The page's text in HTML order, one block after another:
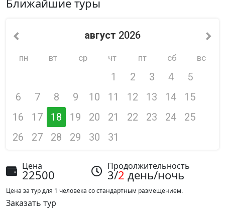
Ближайшие туры
август 2026
пн вт ср чт пт сб вс
1 2 3 4
5
6
7 8 9 10 11 12 13 14
15
16
17 18 19 20 21 22 23 24
25
26
27 28 29 30 31
Цена
22500
Продолжительность
3/2день/ночь
Цена за тур для 1 человека со стандартным размещением.
Заказать тур